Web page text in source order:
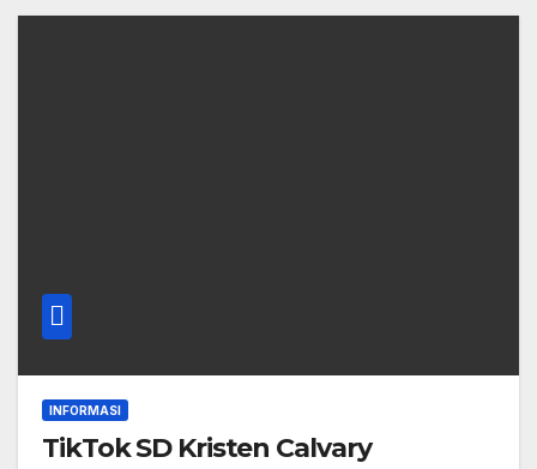
INFORMASI
TikTok SD Kristen Calvary